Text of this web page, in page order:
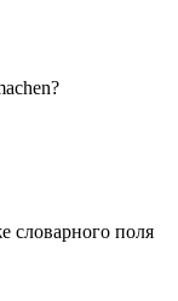
словарного поля